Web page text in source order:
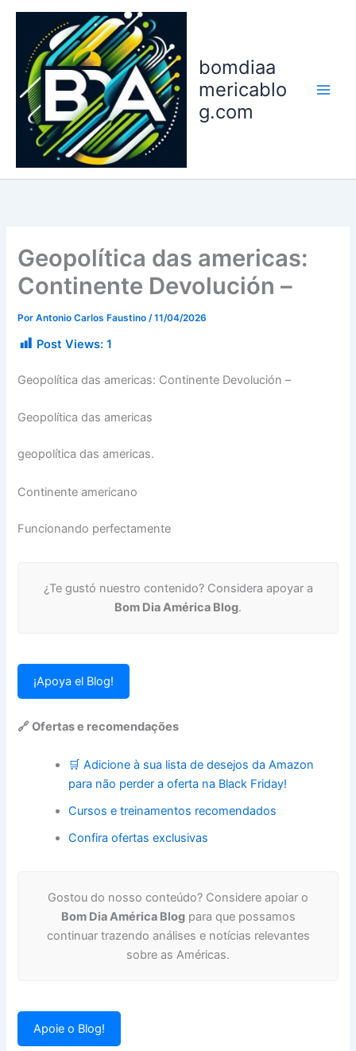
conteúdo
bomdiaa
mericablo
g.com
Geopolítica das americas:
Continente Devolución –
PorAntonio Carlos Faustino /11/04/2026
Post Views: 1
Geopolítica das americas: Continente Devolución –
Geopolítica das americas
geopolítica das americas.
Continente americano
Funcionando perfectamente
¿Te gustó nuestro contenido? Considera apoyar a
Bom Dia América Blog.
¡Apoya el Blog!
🔗 Ofertas e recomendações
🛒 Adicione à sua lista de desejos da Amazon
para não perder a oferta na Black Friday!
Cursos e treinamentos recomendados
Confira ofertas exclusivas
Gostou do nosso conteúdo? Considere apoiar o
Bom Dia América Blogpara que possamos
continuar trazendo análises e notícias relevantes
sobre as Américas.
Apoie o Blog!